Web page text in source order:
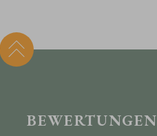
BEWERTUNGEN